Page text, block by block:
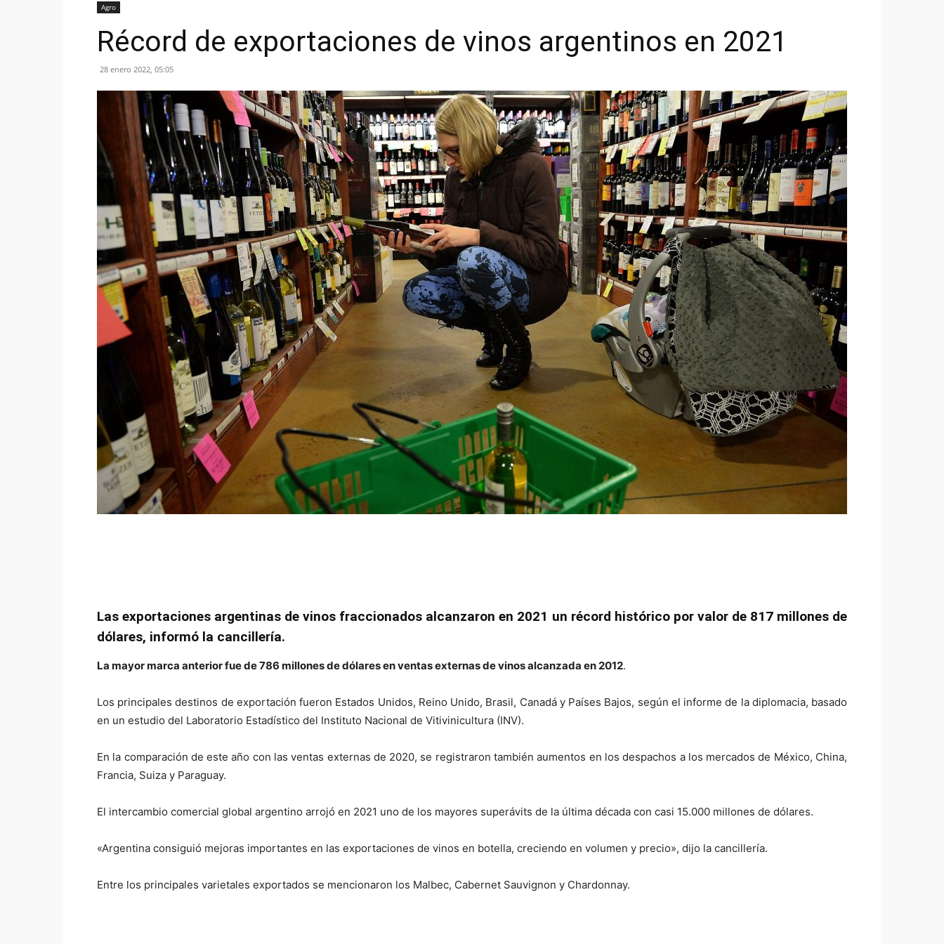
Agro
Récord de exportaciones de vinos argentinos en 2021
28 enero 2022, 05:05
Las exportaciones argentinas de vinos fraccionados alcanzaron en 2021 un récord histórico por valor de 817 millones de
dólares, informó la cancillería.
La mayor marca anterior fue de 786 millones de dólares en ventas externas de vinos alcanzada en 2012.
Los principales destinos de exportación fueron Estados Unidos, Reino Unido, Brasil, Canadá y Países Bajos, según el informe de la diplomacia, basado
en un estudio del Laboratorio Estadístico del Instituto Nacional de Vitivinicultura (INV).
En la comparación de este año con las ventas externas de 2020, se registraron también aumentos en los despachos a los mercados de México, China,
Francia, Suiza y Paraguay.
El intercambio comercial global argentino arrojó en 2021 uno de los mayores superávits de la última década con casi 15.000 millones de dólares.
«Argentina consiguió mejoras importantes en las exportaciones de vinos en botella, creciendo en volumen y precio», dijo la cancillería.
Entre los principales varietales exportados se mencionaron los Malbec, Cabernet Sauvignon y Chardonnay.